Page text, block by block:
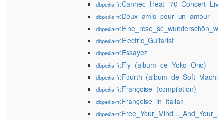
dbpedia-fr
dbpedia-fr:Deux_amis_pour_un_amour
dbpedia-fr
dbpedia-fr:Electric_Guitarist
dbpedia-fr:Essayez
dbpedia-fr:Fly_(album_de_Yoko_Ono)
dbpedia-fr
dbpedia-fr:Françoise_(compilation)
dbpedia-fr:Françoise_in_Italian
dbpedia-fr